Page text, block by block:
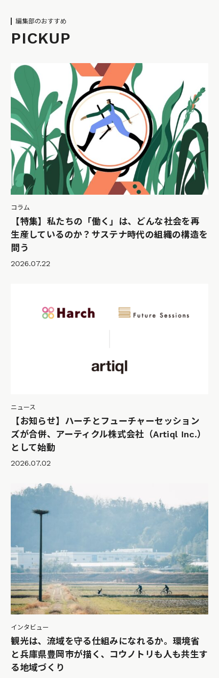
編集部のおすすめ
PICKUP
コラム
【特集】私たちの「働く」は、どんな社会を再
生産しているのか？サステナ時代の組織の構造を
問う
2026.07.22
ニュース
【お知らせ】ハーチとフューチャーセッション
ズが合併、アーティクル株式会社（Artiql Inc.）
として始動
2026.07.02
インタビュー
観光は、流域を守る仕組みになれるか。環境省
と兵庫県豊岡市が描く、コウノトリも人も共生す
る地域づくり